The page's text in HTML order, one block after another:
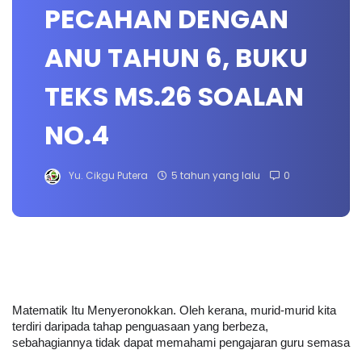
PECAHAN DENGAN
ANU TAHUN 6, BUKU
TEKS MS.26 SOALAN
NO.4
Yu. Cikgu Putera 5 tahun yang lalu 0
Matematik Itu Menyeronokkan. Oleh kerana, murid-murid kita
terdiri daripada tahap penguasaan yang berbeza,
sebahagiannya tidak dapat memahami pengajaran guru semasa